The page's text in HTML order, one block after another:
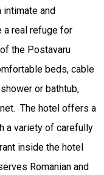
and
a real refuge for
the Postavaru
beds, cable
or bathtub,
The hotel offers a
a variety of carefully
inside the hotel
Romanian and